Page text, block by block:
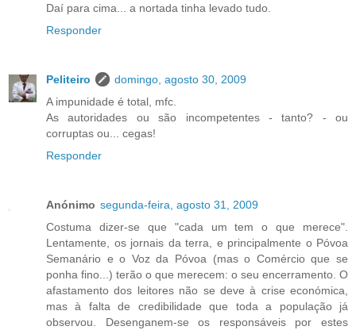
Daí para cima... a nortada tinha levado tudo.
Responder
Peliteiro
domingo, agosto 30, 2009
A impunidade é total, mfc.
As autoridades ou são incompetentes - tanto? - ou
corruptas ou... cegas!
Responder
Anónimo segunda-feira, agosto 31, 2009
Costuma dizer-se que "cada um tem o que merece".
Lentamente, os jornais da terra, e principalmente o Póvoa
Semanário e o Voz da Póvoa (mas o Comércio que se
ponha fino...) terão o que merecem: o seu encerramento. O
afastamento dos leitores não se deve à crise económica,
mas à falta de credibilidade que toda a população já
observou. Desenganem-se os responsáveis por estes